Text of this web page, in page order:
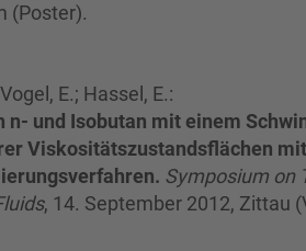
(Poster).
E.; Hassel, E.:
n- und Isobutan mit einem
Viskositätszustandsflächen
Symposium on
, 14. September 2012, Zittau